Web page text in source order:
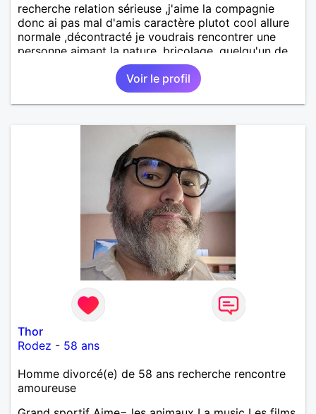
recherche relation sérieuse ,j'aime la compagnie
donc ai pas mal d'amis caractère plutot cool allure
normale ,décontracté je voudrais rencontrer une
personne aimant la nature ,bricolage ,quelqu'un de
simple et naturel à vos claviers mesdames
Voir le profil
Thor
Rodez - 58 ans
Homme divorcé(e) de 58 ans recherche rencontre
amoureuse